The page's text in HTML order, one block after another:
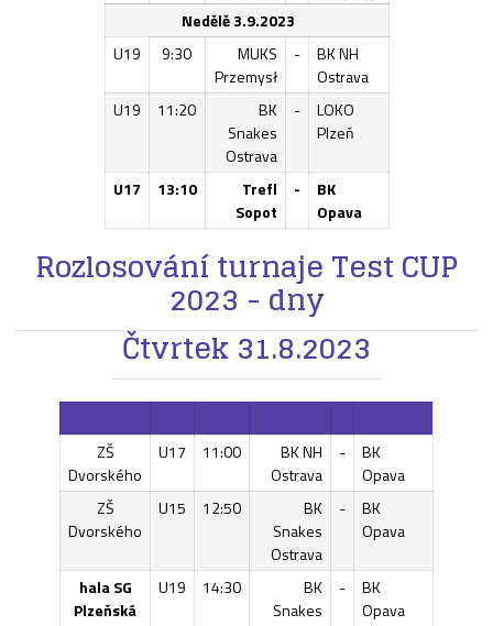
Nedělě 3.9.2023
U19
9:30
MUKS
Przemysł
-
BK NH
Ostrava
U19
11:20
BK
Snakes
Ostrava
-
LOKO
Plzeň
U17 13:10
Trefl
Sopot
-
BK
Opava
Rozlosování turnaje Test CUP
2023 - dny
Čtvrtek 31.8.2023
ZŠ
Dvorského
U17 11:00
BK NH
Ostrava
-
BK
Opava
ZŠ
Dvorského
U15 12:50
BK
Snakes
Ostrava
-
BK
Opava
hala SG
Plzeňská
U19 14:30
BK
Snakes
-
BK
Opava